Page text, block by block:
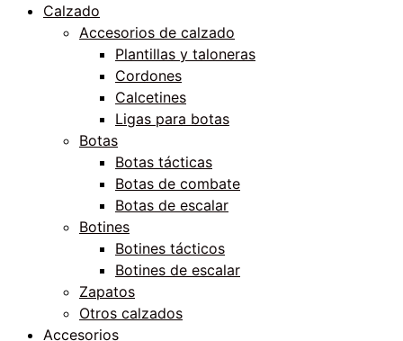
Calzado
Accesorios de calzado
Plantillas y taloneras
Cordones
Calcetines
Ligas para botas
Botas
Botas tácticas
Botas de combate
Botas de escalar
Botines
Botines tácticos
Botines de escalar
Zapatos
Otros calzados
Accesorios